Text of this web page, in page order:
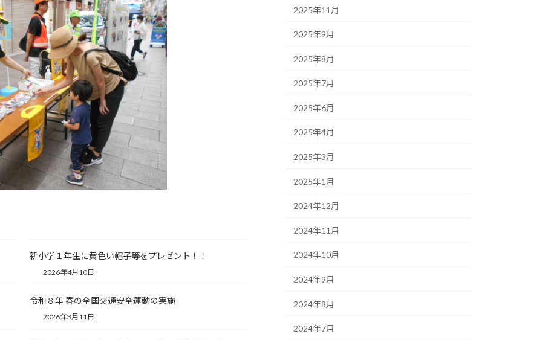
新小学１年生に黄色い帽子等をプレゼント！！
2026年4月10日
令和８年 春の全国交通安全運動の実施
2026年3月11日
2025年11月
2025年9月
2025年8月
2025年7月
2025年6月
2025年4月
2025年3月
2025年1月
2024年12月
2024年11月
2024年10月
2024年9月
2024年8月
2024年7月